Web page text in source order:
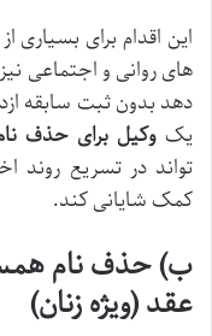
این اقدام برای بسیاری
های روانی و اجتماعی
دهد بدون ثبت سابقه
یکوکیل برای حذف
تواند در تسریع روند
کمک شایانی کند.
ب) حذف نام
عقد (ویژه زنان)